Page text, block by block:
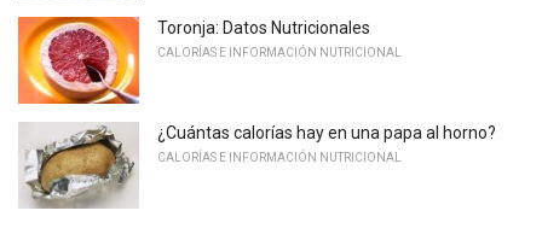
Toronja: Datos Nutricionales
CALORÍAS E INFORMACIÓN NUTRICIONAL
¿Cuántas calorías hay en una papa al horno?
CALORÍAS E INFORMACIÓN NUTRICIONAL